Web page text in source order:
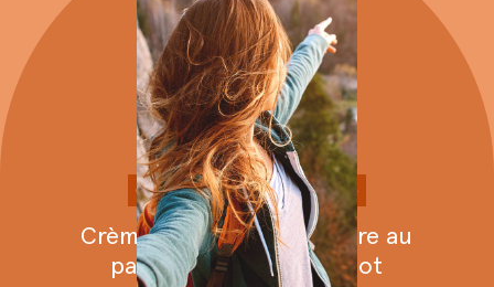
Crèmes à la pomme de terre
Crème à la pomme de terre au
parfum naturel d abricot